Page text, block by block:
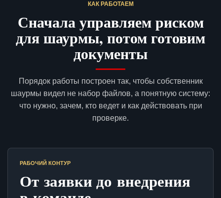
КАК РАБОТАЕМ
Сначала управляем риском
для шаурмы, потом готовим
документы
Порядок работы построен так, чтобы собственник
шаурмы видел не набор файлов, а понятную систему:
что нужно, зачем, кто ведет и как действовать при
проверке.
РАБОЧИЙ КОНТУР
От заявки до внедрения